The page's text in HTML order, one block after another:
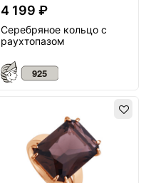
4 199 ₽
Серебряное кольцо с
раухтопазом